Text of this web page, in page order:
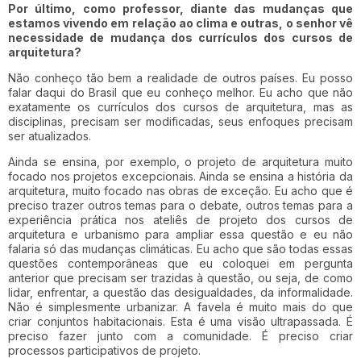
Por último, como professor, diante das mudanças que
estamos vivendo em relação ao clima e outras, o senhor vê
necessidade de mudança dos currículos dos cursos de
arquitetura?
Não conheço tão bem a realidade de outros países. Eu posso
falar daqui do Brasil que eu conheço melhor. Eu acho que não
exatamente os currículos dos cursos de arquitetura, mas as
disciplinas, precisam ser modificadas, seus enfoques precisam
ser atualizados.
Ainda se ensina, por exemplo, o projeto de arquitetura muito
focado nos projetos excepcionais. Ainda se ensina a história da
arquitetura, muito focado nas obras de exceção. Eu acho que é
preciso trazer outros temas para o debate, outros temas para a
experiência prática nos ateliês de projeto dos cursos de
arquitetura e urbanismo para ampliar essa questão e eu não
falaria só das mudanças climáticas. Eu acho que são todas essas
questões contemporâneas que eu coloquei em pergunta
anterior que precisam ser trazidas à questão, ou seja, de como
lidar, enfrentar, a questão das desigualdades, da informalidade.
Não é simplesmente urbanizar. A favela é muito mais do que
criar conjuntos habitacionais. Esta é uma visão ultrapassada. É
preciso fazer junto com a comunidade. É preciso criar
processos participativos de projeto.